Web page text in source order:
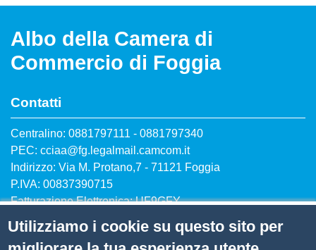
Albo della Camera di
Commercio di Foggia
Contatti
Centralino: 0881797111 - 0881797340
PEC: cciaa@fg.legalmail.camcom.it
Indirizzo: Via M. Protano,7 - 71121 Foggia
P.IVA: 00837390715
Fatturazione Elettronica: UF9GFY
Utilizziamo i cookie su questo sito per